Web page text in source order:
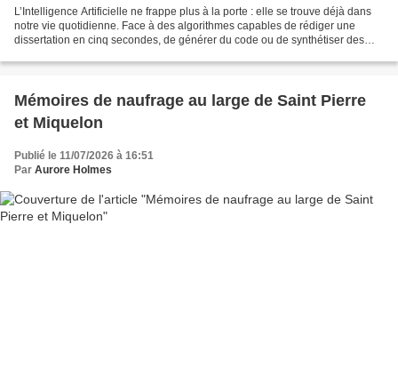
L’Intelligence Artificielle ne frappe plus à la porte : elle se trouve déjà dans
notre vie quotidienne. Face à des algorithmes capables de rédiger une
dissertation en cinq secondes, de générer du code ou de synthétiser des
Mémoires de naufrage au large de Saint Pierre
et Miquelon
Publié le 11/07/2026 à 16:51
Par Aurore Holmes